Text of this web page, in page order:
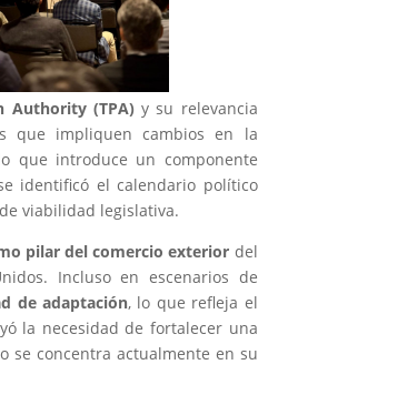
Authority (TPA) y su relevancia
que impliquen cambios en la
que introduce un componente
identificó el calendario político
viabilidad legislativa.
pilar del comercio exterior del
Incluso en escenarios de
de adaptación, lo que refleja el
la necesidad de fortalecer una
se concentra actualmente en su